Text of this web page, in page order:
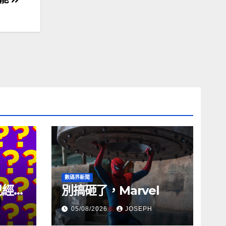
幾
數碼界新聞
別搞砸了，Marvel
05/08/2026 JOSEPH